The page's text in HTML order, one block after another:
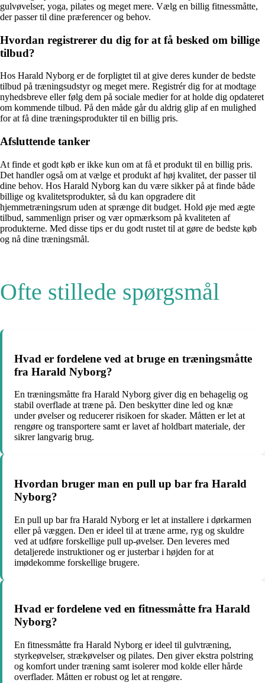
gulvøvelser, yoga, pilates og meget mere. Vælg en billig fitnessmåtte,
der passer til dine præferencer og behov.
Hvordan registrerer du dig for at få besked om billige
tilbud?
Hos Harald Nyborg er de forpligtet til at give deres kunder de bedste
tilbud på træningsudstyr og meget mere. Registrér dig for at modtage
nyhedsbreve eller følg dem på sociale medier for at holde dig opdateret
om kommende tilbud. På den måde går du aldrig glip af en mulighed
for at få dine træningsprodukter til en billig pris.
Afsluttende tanker
At finde et godt køb er ikke kun om at få et produkt til en billig pris.
Det handler også om at vælge et produkt af høj kvalitet, der passer til
dine behov. Hos Harald Nyborg kan du være sikker på at finde både
billige og kvalitetsprodukter, så du kan opgradere dit
hjemmetræningsrum uden at sprænge dit budget. Hold øje med ægte
tilbud, sammenlign priser og vær opmærksom på kvaliteten af
produkterne. Med disse tips er du godt rustet til at gøre de bedste køb
og nå dine træningsmål.
Ofte stillede spørgsmål
Hvad er fordelene ved at bruge en træningsmåtte
fra Harald Nyborg?
En træningsmåtte fra Harald Nyborg giver dig en behagelig og
stabil overflade at træne på. Den beskytter dine led og knæ
under øvelser og reducerer risikoen for skader. Måtten er let at
rengøre og transportere samt er lavet af holdbart materiale, der
sikrer langvarig brug.
Hvordan bruger man en pull up bar fra Harald
Nyborg?
En pull up bar fra Harald Nyborg er let at installere i dørkarmen
eller på væggen. Den er ideel til at træne arme, ryg og skuldre
ved at udføre forskellige pull up-øvelser. Den leveres med
detaljerede instruktioner og er justerbar i højden for at
imødekomme forskellige brugere.
Hvad er fordelene ved en fitnessmåtte fra Harald
Nyborg?
En fitnessmåtte fra Harald Nyborg er ideel til gulvtræning,
styrkeøvelser, strækøvelser og pilates. Den giver ekstra polstring
og komfort under træning samt isolerer mod kolde eller hårde
overflader. Måtten er robust og let at rengøre.